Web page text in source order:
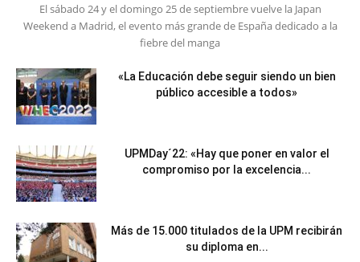
El sábado 24 y el domingo 25 de septiembre vuelve la Japan
Weekend a Madrid, el evento más grande de España dedicado a la
fiebre del manga
«La Educación debe seguir siendo un bien
público accesible a todos»
UPMDay´22: «Hay que poner en valor el
compromiso por la excelencia...
Más de 15.000 titulados de la UPM recibirán
su diploma en...